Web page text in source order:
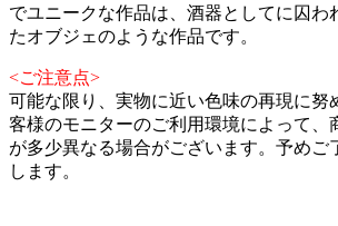
でユニークな作品は、酒器としてに囚わ
たオブジェのような作品です。
<ご注意点>
可能な限り、実物に近い色味の再現に努
客様のモニターのご利用環境によって、
が多少異なる場合がございます。予めご
します。